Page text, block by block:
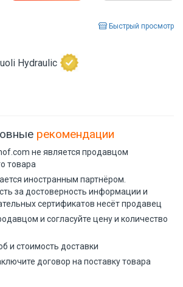
Быстрый просмотр
Hydraulic
рекомендации
не является продавцом
товара
иностранным партнёром.
за достоверность информации и
сертификатов несёт продавец
и согласуйте цену и количество
и стоимость доставки
договор на поставку товара